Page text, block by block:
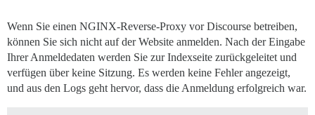
Wenn Sie einen NGINX-Reverse-Proxy vor Discourse betreiben,
können Sie sich nicht auf der Website anmelden. Nach der Eingabe
Ihrer Anmeldedaten werden Sie zur Indexseite zurückgeleitet und
verfügen über keine Sitzung. Es werden keine Fehler angezeigt,
und aus den Logs geht hervor, dass die Anmeldung erfolgreich war.